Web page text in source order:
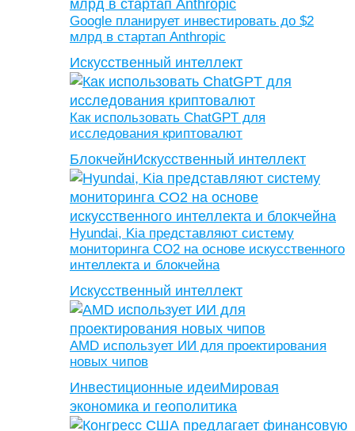
Google планирует инвестировать до $2
млрд в стартап Anthropic
Искусственный интеллект
Как использовать ChatGPT для
исследования криптовалют
БлокчейнИскусственный интеллект
Hyundai, Kia представляют систему
мониторинга CO2 на основе искусственного
интеллекта и блокчейна
Искусственный интеллект
AMD использует ИИ для проектирования
новых чипов
Инвестиционные идеиМировая
экономика и геополитика